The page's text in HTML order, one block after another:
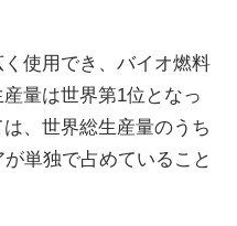
使用でき、バイオ燃料
量は世界第1位となっ
、世界総生産量のうち
単独で占めていること